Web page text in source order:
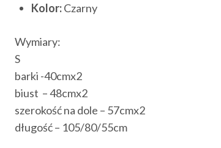
Kolor:Czarny
Wymiary:
S
barki -40cmx2
biust – 48cmx2
szerokość na dole – 57cmx2
długość – 105/80/55cm